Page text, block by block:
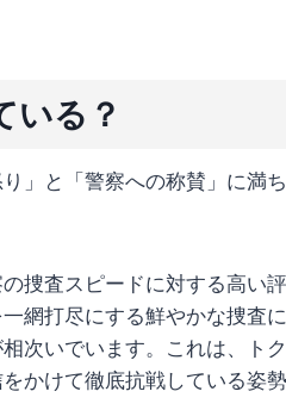
いる？
」と「警察への称賛」に満
捜査スピードに対する高い
網打尽にする鮮やかな捜査に
次いでいます。これは、ト
かけて徹底抗戦している姿